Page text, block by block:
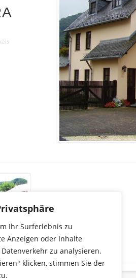
Ihr Surferlebnis zu
Anzeigen oder Inhalte
zu analysieren.
klicken, stimmen Sie der